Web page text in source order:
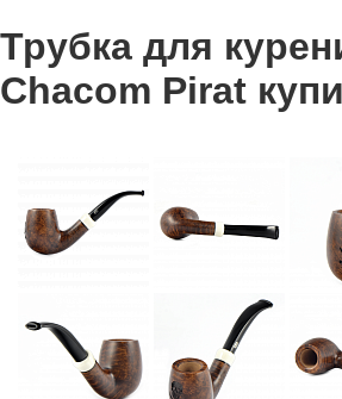
Трубка для
Chacom Pirat